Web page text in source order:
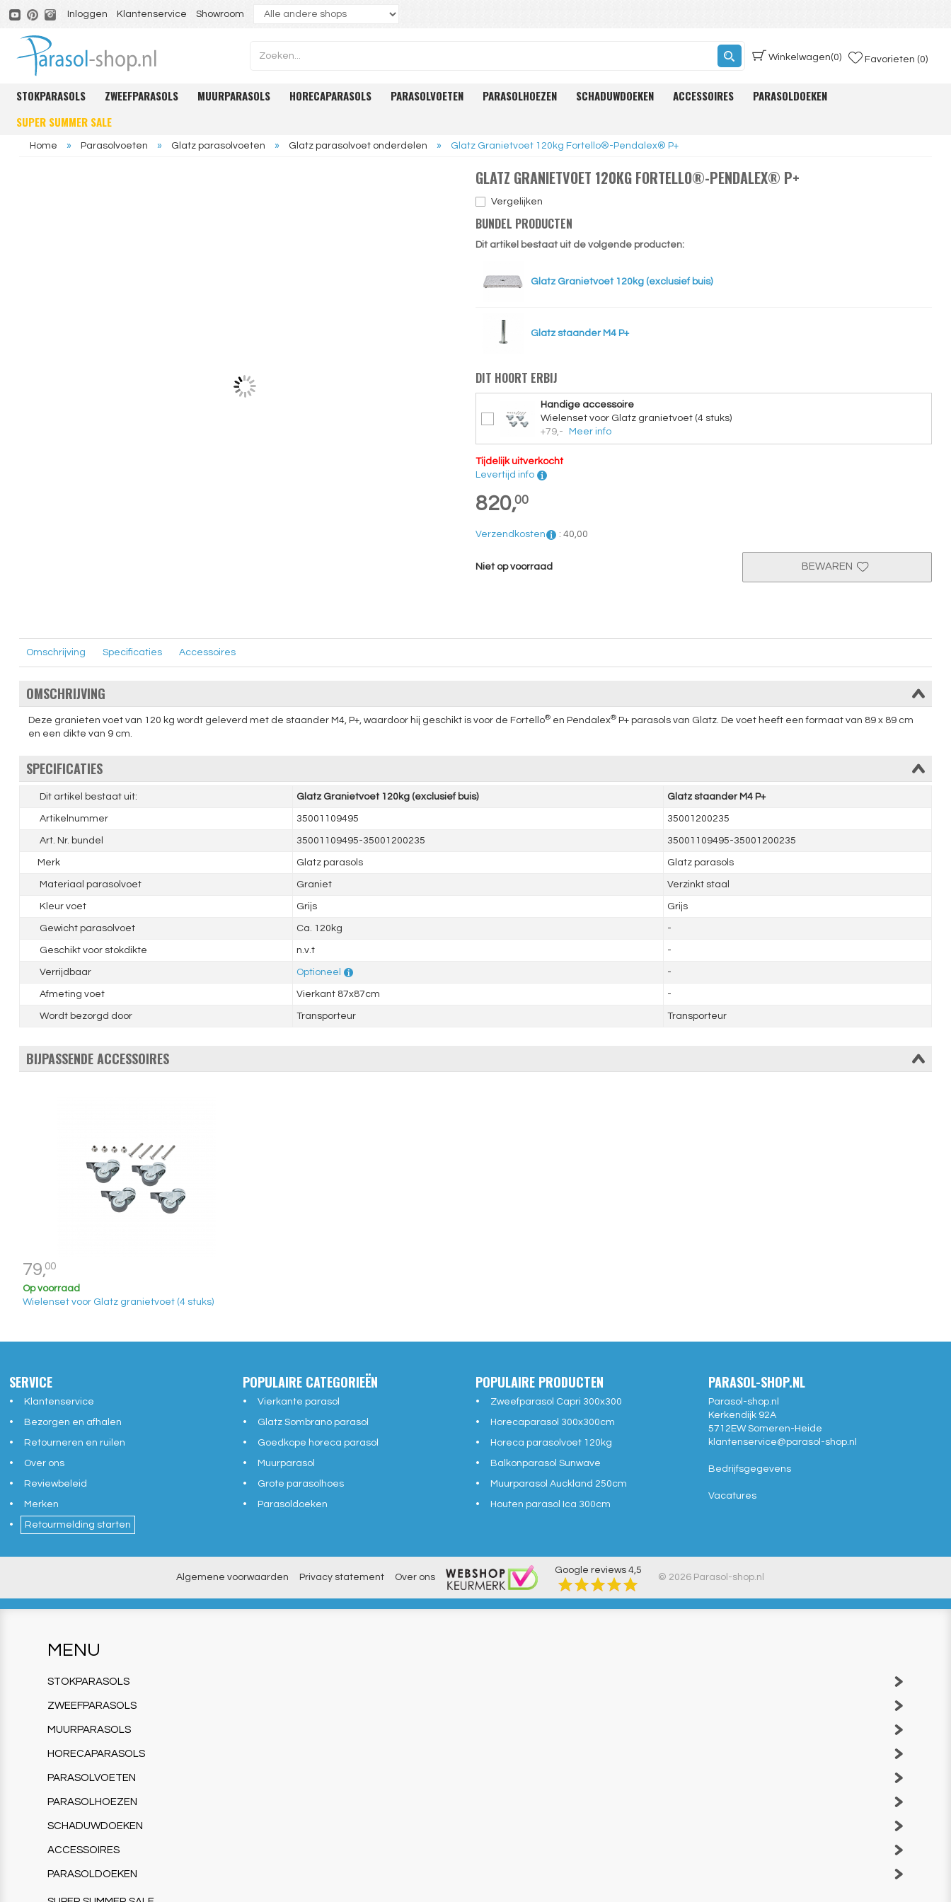
Inloggen Klantenservice Showroom
Winkelwagen(0) Favorieten (0)
STOKPARASOLS ZWEEFPARASOLS MUURPARASOLS HORECAPARASOLS PARASOLVOETEN PARASOLHOEZEN SCHADUWDOEKEN ACCESSOIRES
PARASOLDOEKEN
SUPER SUMMER SALE
Home » Parasolvoeten » Glatz parasolvoeten » Glatz parasolvoet onderdelen » Glatz Granietvoet 120kg Fortello®-Pendalex® P+
GLATZ GRANIETVOET 120KG FORTELLO®-PENDALEX® P+
Vergelijken
BUNDEL PRODUCTEN
Dit artikel bestaat uit de volgende producten:
Glatz Granietvoet 120kg (exclusief buis)
Glatz staander M4 P+
DIT HOORT ERBIJ
Handige accessoire
Wielenset voor Glatz granietvoet (4 stuks)
+79,-
Meer info
Tijdelijk uitverkocht
Levertijd info
820,00
Verzendkosten : 40,00
Niet op voorraad BEWAREN
Omschrijving Specificaties Accessoires
OMSCHRIJVING
Deze granieten voet van 120 kg wordt geleverd met de staander M4, P+, waardoor hij geschikt is voor de Fortello®en Pendalex®P+ parasols van Glatz. De voet heeft een formaat van 89 x 89 cm
en een dikte van 9 cm.
SPECIFICATIES
Dit artikel bestaat uit: Glatz Granietvoet 120kg (exclusief buis) Glatz staander M4 P+
Artikelnummer 35001109495 35001200235
Art. Nr. bundel 35001109495-35001200235 35001109495-35001200235
Merk Glatz parasols Glatz parasols
Materiaal parasolvoet Graniet Verzinkt staal
Kleur voet Grijs Grijs
Gewicht parasolvoet Ca. 120kg -
Geschikt voor stokdikte n.v.t -
Verrijdbaar Optioneel -
Afmeting voet Vierkant 87x87cm -
Wordt bezorgd door Transporteur Transporteur
BIJPASSENDE ACCESSOIRES
79,00
Op voorraad
Wielenset voor Glatz granietvoet (4 stuks)
SERVICE
Klantenservice
Bezorgen en afhalen
Retourneren en ruilen
Over ons
Reviewbeleid
Merken
Retourmelding starten
POPULAIRE CATEGORIEËN
Vierkante parasol
Glatz Sombrano parasol
Goedkope horeca parasol
Muurparasol
Grote parasolhoes
Parasoldoeken
POPULAIRE PRODUCTEN
Zweefparasol Capri 300x300
Horecaparasol 300x300cm
Horeca parasolvoet 120kg
Balkonparasol Sunwave
Muurparasol Auckland 250cm
Houten parasol Ica 300cm
PARASOL-SHOP.NL
Parasol-shop.nl
Kerkendijk 92A
5712EW Someren-Heide
klantenservice@parasol-shop.nl
Bedrijfsgegevens
Vacatures
Algemene voorwaarden Privacy statement Over ons
Google reviews 4,5
© 2026 Parasol-shop.nl
MENU
STOKPARASOLS
ZWEEFPARASOLS
MUURPARASOLS
HORECAPARASOLS
PARASOLVOETEN
PARASOLHOEZEN
SCHADUWDOEKEN
ACCESSOIRES
PARASOLDOEKEN